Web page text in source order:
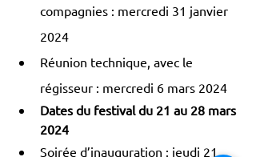
compagnies : mercredi 31 janvier
2024
Réunion technique, avec le
régisseur : mercredi 6 mars 2024
Dates du festival du 21 au 28 mars
2024
Soirée d’inauguration : jeudi 21